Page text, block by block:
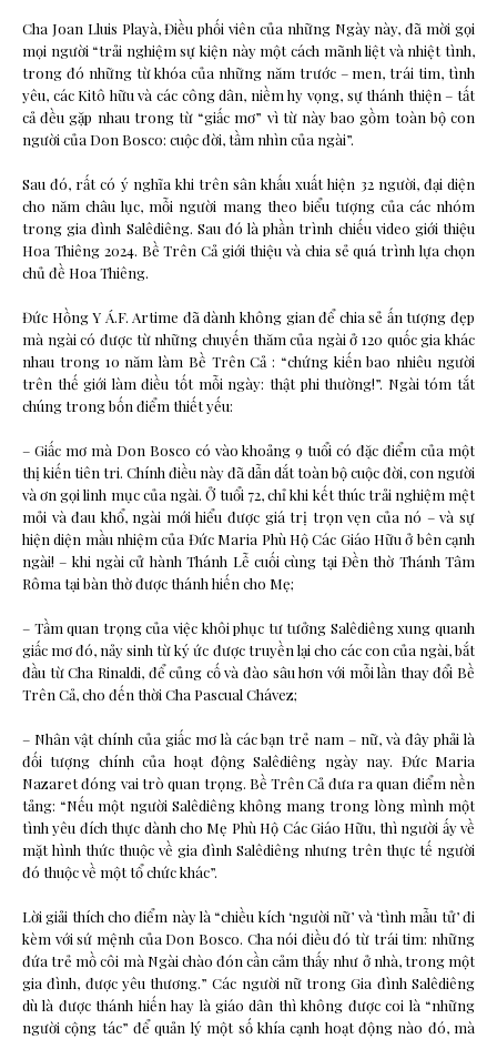
Cha Joan Lluis Playà, Điều phối viên của những Ngày này, đã mời gọi
mọi người “trải nghiệm sự kiện này một cách mãnh liệt và nhiệt tình,
trong đó những từ khóa của những năm trước – men, trái tim, tình
yêu, các Kitô hữu và các công dân, niềm hy vọng, sự thánh thiện – tất
cả đều gặp nhau trong từ “giấc mơ” vì từ này bao gồm toàn bộ con
người của Don Bosco: cuộc đời, tầm nhìn của ngài”.
Sau đó, rất có ý nghĩa khi trên sân khấu xuất hiện 32 người, đại diện
cho năm châu lục, mỗi người mang theo biểu tượng của các nhóm
trong gia đình Salêdiêng. Sau đó là phần trình chiếu video giới thiệu
Hoa Thiêng 2024. Bề Trên Cả giới thiệu và chia sẻ quá trình lựa chọn
chủ đề Hoa Thiêng.
Đức Hồng Y Á.F. Artime đã dành không gian để chia sẻ ấn tượng đẹp
mà ngài có được từ những chuyến thăm của ngài ở 120 quốc gia khác
nhau trong 10 năm làm Bề Trên Cả : “chứng kiến bao nhiêu người
trên thế giới làm điều tốt mỗi ngày: thật phi thường!”. Ngài tóm tắt
chúng trong bốn điểm thiết yếu:
– Giấc mơ mà Don Bosco có vào khoảng 9 tuổi có đặc điểm của một
thị kiến tiên tri. Chính điều này đã dẫn dắt toàn bộ cuộc đời, con người
và ơn gọi linh mục của ngài. Ở tuổi 72, chỉ khi kết thúc trải nghiệm mệt
mỏi và đau khổ, ngài mới hiểu được giá trị trọn vẹn của nó – và sự
hiện diện mầu nhiệm của Đức Maria Phù Hộ Các Giáo Hữu ở bên cạnh
ngài! – khi ngài cử hành Thánh Lễ cuối cùng tại Đền thờ Thánh Tâm
Rôma tại bàn thờ được thánh hiến cho Mẹ;
– Tầm quan trọng của việc khôi phục tư tưởng Salêdiêng xung quanh
giấc mơ đó, nảy sinh từ ký ức được truyền lại cho các con của ngài, bắt
đầu từ Cha Rinaldi, để củng cố và đào sâu hơn với mỗi lần thay đổi Bề
Trên Cả, cho đến thời Cha Pascual Chávez;
– Nhân vật chính của giấc mơ là các bạn trẻ nam – nữ, và đây phải là
đối tượng chính của hoạt động Salêdiêng ngày nay. Đức Maria
Nazaret đóng vai trò quan trọng. Bề Trên Cả đưa ra quan điểm nền
tảng: “Nếu một người Salêdiêng không mang trong lòng mình một
tình yêu đích thực dành cho Mẹ Phù Hộ Các Giáo Hữu, thì người ấy về
mặt hình thức thuộc về gia đình Salêdiêng nhưng trên thực tế người
đó thuộc về một tổ chức khác”.
Lời giải thích cho điểm này là “chiều kích ‘người nữ’ và ‘tình mẫu tử’ đi
kèm với sứ mệnh của Don Bosco. Cha nói điều đó từ trái tim: những
đứa trẻ mồ côi mà Ngài chào đón cần cảm thấy như ở nhà, trong một
gia đình, được yêu thương.” Các người nữ trong Gia đình Salêdiêng
dù là được thánh hiến hay là giáo dân thì không được coi là “những
người cộng tác” để quản lý một số khía cạnh hoạt động nào đó, mà